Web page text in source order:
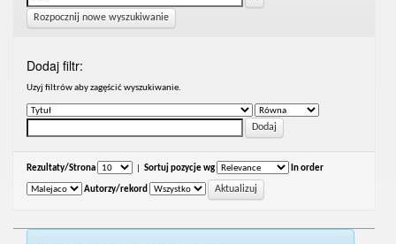
Rozpocznij nowe wyszukiwanie
Dodaj filtr:
Uzyj filtrów aby zagęścić wyszukiwanie.
Rezultaty/Strona Sortuj pozycje wg In order
Autorzy/rekord